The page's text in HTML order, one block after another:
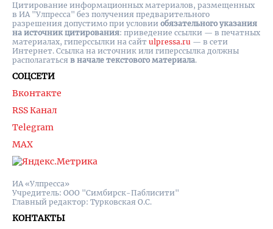
ИА «Улпресса»
Учредитель: ООО "Симбирск-Паблисити"
Главный редактор: Турковская О.С.
КОНТАКТЫ
СОЦСЕТИ
Вконтакте
RSS Канал
Telegram
MAX
Цитирование информационных материалов, размещенных
в ИА "Улпресса" без получения предварительного
разрешения допустимо при условии обязательного указания
на источник цитирования: приведение ссылки — в печатных
материалах, гиперссылки на cайт ulpressa.ru — в сети
Интернет. Ссылка на источник или гиперссылка должны
располагаться в начале текстового материала.